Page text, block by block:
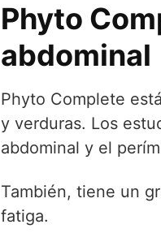
Phyto
abdominal
Phyto Complete
y verduras. Los
abdominal y el
También, tiene un
fatiga.